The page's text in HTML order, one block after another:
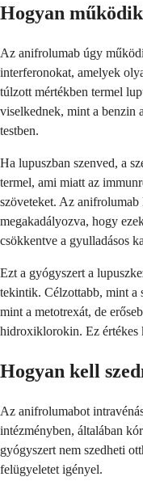
Hogyan
Az anifrolumab úgy
interferonokat, amelyek
túlzott mértékben termel
viselkednek, mint a benzin
testben.
Ha lupuszban szenved, a
termel, ami miatt az
szöveteket. Az
megakadályozva, hogy
csökkentve a gyulladásos
Ezt a gyógyszert a
tekintik. Célzottabb, mint a
mint a metotrexát, de
hidroxiklorokin. Ez értékes
Hogyan kell
Az anifrolumabot
intézményben, általában
gyógyszert nem szedheti
felügyeletet igényel.